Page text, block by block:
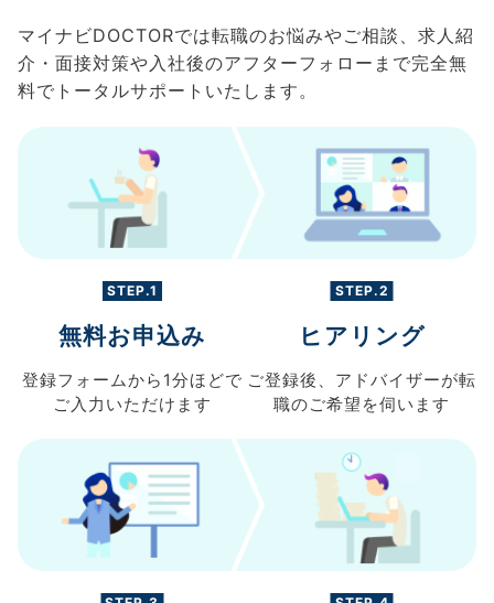
マイナビDOCTORでは転職のお悩みやご相談、求人紹
介・面接対策や入社後のアフターフォローまで完全無
料でトータルサポートいたします。
STEP.1
無料お申込み
登録フォームから 1分ほどで
ご入力 いただけます
STEP.2
ヒアリング
ご登録後、 アドバイザーが転
職のご希望を伺います